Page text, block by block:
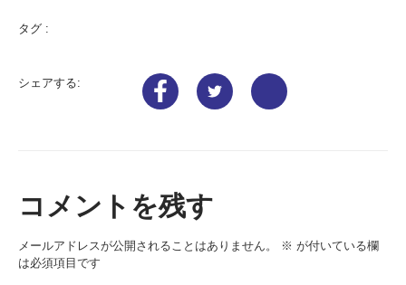
タグ :
シェアする:
コメントを残す
メールアドレスが公開されることはありません。 ※ が付いている欄
は必須項目です